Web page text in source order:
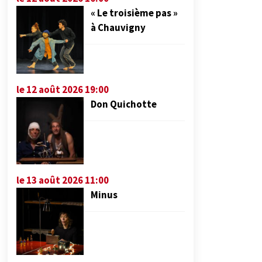
« Le troisième pas »
à Chauvigny
le 12 août 2026 19:00
Don Quichotte
le 13 août 2026 11:00
Minus